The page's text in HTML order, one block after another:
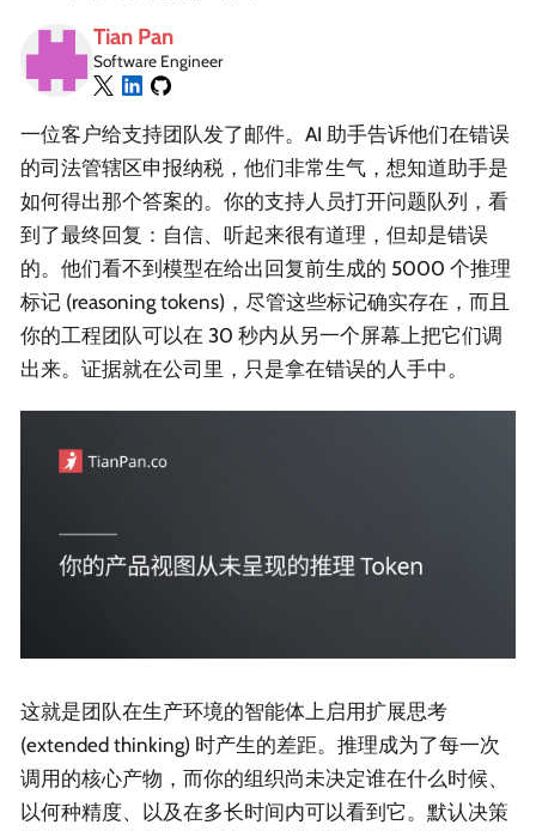
Tian Pan
Software Engineer
一位客户给支持团队发了邮件。AI 助手告诉他们在错误
的司法管辖区申报纳税，他们非常生气，想知道助手是
如何得出那个答案的。你的支持人员打开问题队列，看
到了最终回复：自信、听起来很有道理，但却是错误
的。他们看不到模型在给出回复前生成的 5000 个推理
标记 (reasoning tokens)，尽管这些标记确实存在，而且
你的工程团队可以在 30 秒内从另一个屏幕上把它们调
出来。证据就在公司里，只是拿在错误的人手中。
这就是团队在生产环境的智能体上启用扩展思考
(extended thinking) 时产生的差距。推理成为了每一次
调用的核心产物，而你的组织尚未决定谁在什么时候、
以何种精度、以及在多长时间内可以看到它。默认决策